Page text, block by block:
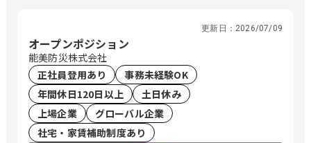
更新日： 2026/07/09
オープンポジション
能美防災株式会社
正社員登用あり
事務未経験OK
年間休日120日以上
土日休み
上場企業
グローバル企業
社宅・家賃補助制度あり